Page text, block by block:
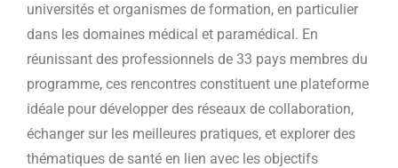
universités et organismes de formation, en particulier
dans les domaines médical et paramédical. En
réunissant des professionnels de 33 pays membres du
programme, ces rencontres constituent une plateforme
idéale pour développer des réseaux de collaboration,
échanger sur les meilleures pratiques, et explorer des
thématiques de santé en lien avec les objectifs